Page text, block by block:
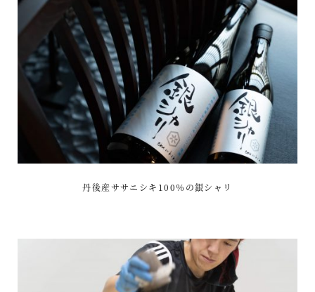
丹後産ササニシキ100％の銀シャリ